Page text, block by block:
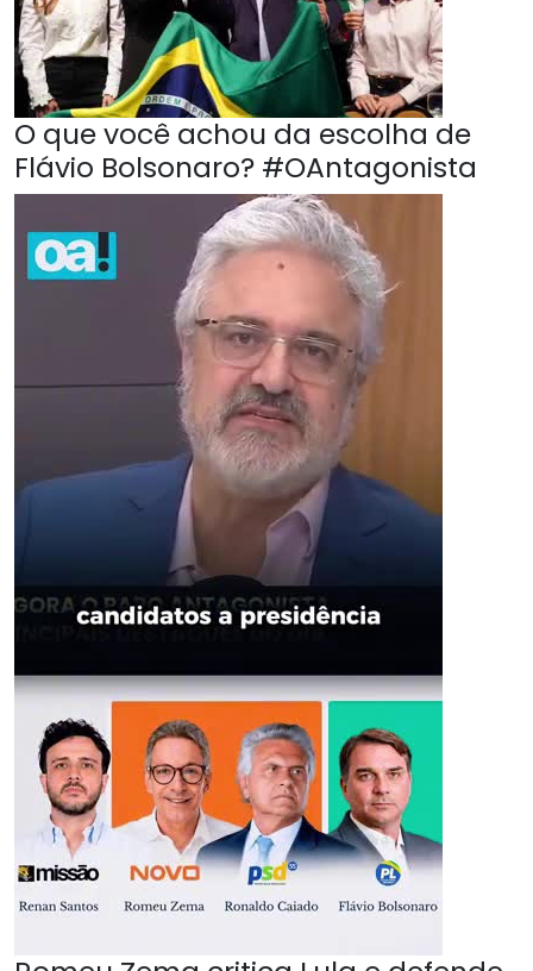
O que você achou da escolha de
Flávio Bolsonaro? #OAntagonista